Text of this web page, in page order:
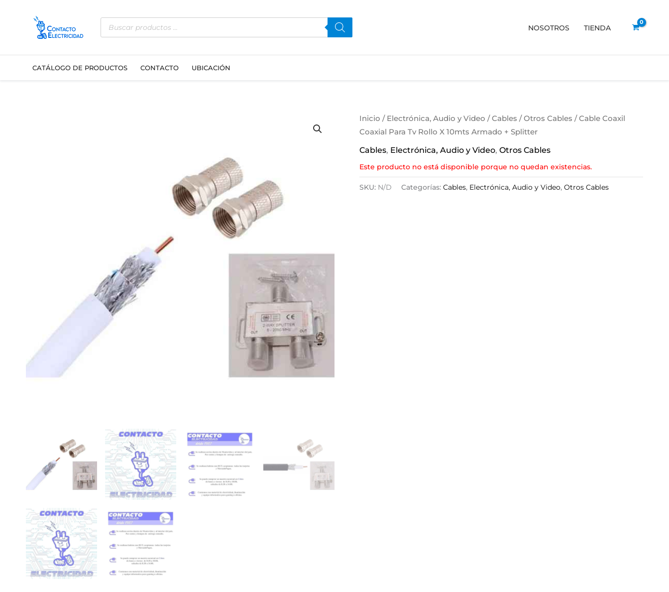
contenido
Búsqueda
de
productos
NOSOTROS TIENDA
CATÁLOGO DE PRODUCTOS CONTACTO UBICACIÓN
Inicio / Electrónica, Audio y Video /Cables /Otros Cables / Cable Coaxil
Coaxial Para Tv Rollo X 10mts Armado + Splitter
Cables, Electrónica, Audio y Video, Otros Cables
Este producto no está disponible porque no quedan existencias.
SKU: N/D Categorías: Cables, Electrónica, Audio y Video, Otros Cables